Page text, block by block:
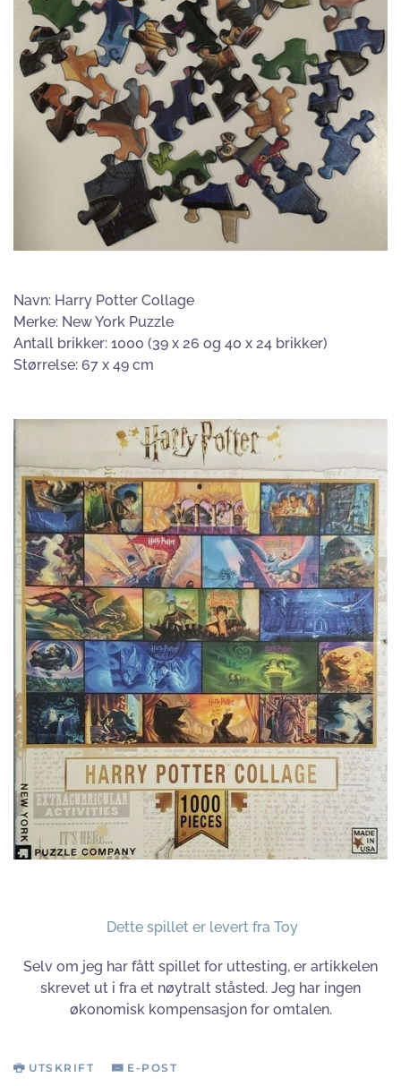
Navn: Harry Potter Collage
Merke: New York Puzzle
Antall brikker: 1000 (39 x 26 og 40 x 24 brikker)
Størrelse: 67 x 49 cm
Dette spillet er levert fra Toy
Selv om jeg har fått spillet for uttesting, er artikkelen
skrevet ut i fra et nøytralt ståsted. Jeg har ingen
økonomisk kompensasjon for omtalen.
UTSKRIFT E-POST